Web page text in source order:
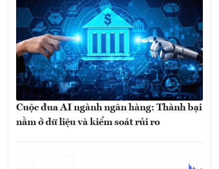
Cuộc đua AI ngành ngân hàng: Thành bại
nằm ở dữ liệu và kiểm soát rủi ro